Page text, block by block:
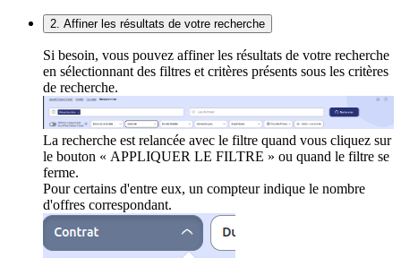
2. Affiner les résultats de votre recherche
Si besoin, vous pouvez affiner les résultats de votre recherche
en sélectionnant des filtres et critères présents sous les critères
de recherche.
La recherche est relancée avec le filtre quand vous cliquez sur
le bouton « APPLIQUER LE FILTRE » ou quand le filtre se
ferme.
Pour certains d'entre eux, un compteur indique le nombre
d'offres correspondant.